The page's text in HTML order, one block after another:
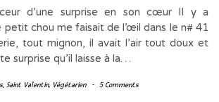
d’une surprise en son cœur Il y a
chou me faisait de l’œil dans le n# 41
tout mignon, il avait l’air tout doux et
surprise qu’il laisse à la…
, Saint Valentin, Végétarien - 5 Comments